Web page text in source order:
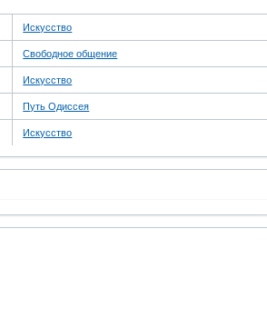
Искусство
Свободное общение
Искусство
Путь Одиссея
Искусство